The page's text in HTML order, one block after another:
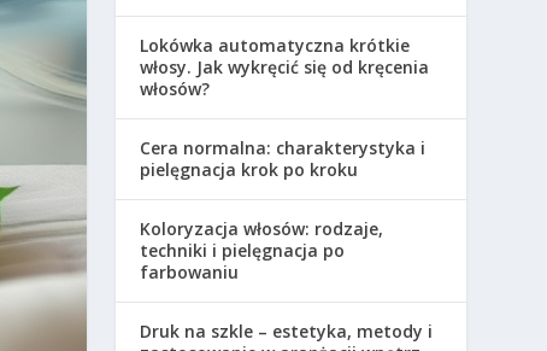
Lokówka automatyczna krótkie
włosy. Jak wykręcić się od kręcenia
włosów?
Cera normalna: charakterystyka i
pielęgnacja krok po kroku
Koloryzacja włosów: rodzaje,
techniki i pielęgnacja po
farbowaniu
Druk na szkle – estetyka, metody i